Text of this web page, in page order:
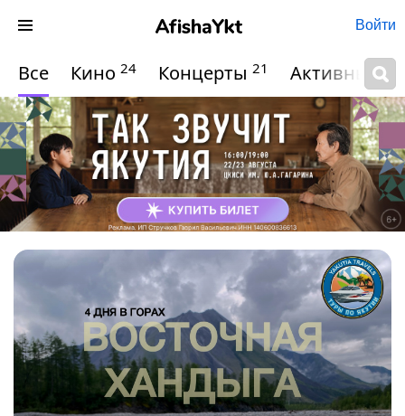
Войти
Все Кино 24 Концерты 21 Активный